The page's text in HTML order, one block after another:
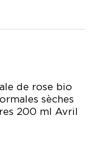
de rose bio
sèches
200 ml Avril